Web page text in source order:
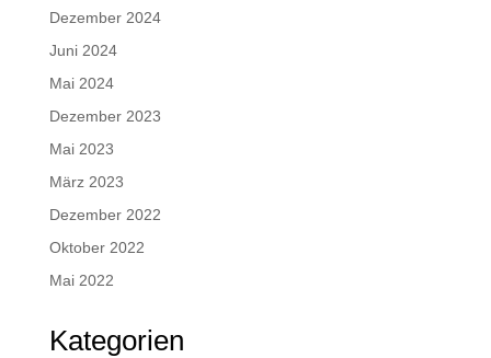
Dezember 2024
Juni 2024
Mai 2024
Dezember 2023
Mai 2023
März 2023
Dezember 2022
Oktober 2022
Mai 2022
Kategorien